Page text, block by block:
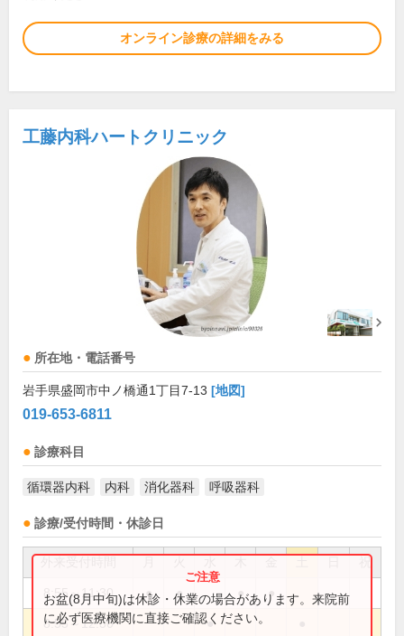
オンライン診療の詳細をみる
工藤内科ハートクリニック
所在地・電話番号
岩手県盛岡市中ノ橋通1丁目7-13 [地図]
019-653-6811
診療科目
循環器内科 内科 消化器科 呼吸器科
診療/受付時間・休診日
祝
8:55～11:30 ● ● ● ●
8:55～12:30 ●
お盆(8月中旬)は休診・休業の場合があります。来院前
に必ず医療機関に直接ご確認ください。